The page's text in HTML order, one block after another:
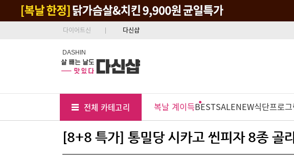
다이어트신 다신샵
DASHIN
전체 카테고리 복날 계이득BESTSALENEW식단프로
[8+8 특가] 통밀당 시카고 씬피자 8종 골